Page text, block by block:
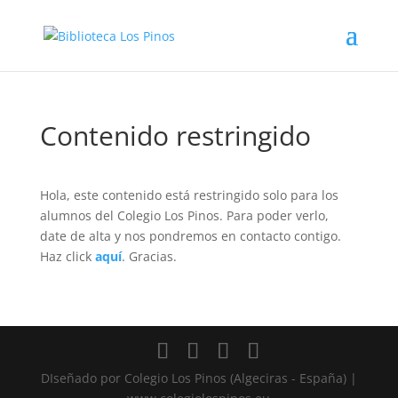
Contenido restringido
Hola, este contenido está restringido solo para los
alumnos del Colegio Los Pinos. Para poder verlo,
date de alta y nos pondremos en contacto contigo.
Haz click aquí. Gracias.
DIseñado por Colegio Los Pinos (Algeciras - España) |